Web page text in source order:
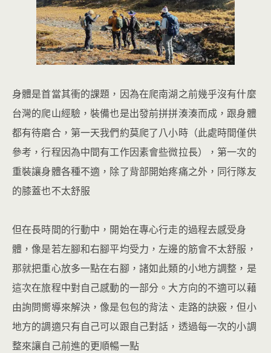
身體是首當其衝的課題，因為在爬南湖之前幾乎沒有什麼
台灣的爬山經驗，裝備也是出發前拼拼湊湊而成，跟身體
都有待磨合，第一天我們約莫爬了八小時（此處時間僅供
參考，行程因為中間有工作因素會些微拉長），第一次的
重裝讓身體各種不適，除了背部開始疼痛之外，同行隊友
的膝蓋也不太舒服
但在長時間的行動中，開始在專心行走的過程去感受身
體，像是若左腳和右腳平均受力，左邊的筋會不太舒服，
那就把重心放多一點在右腳，諸如此類的小地方調整，是
這次在旅程中對自己感動的一部分。大方向的不適可以藉
由詢問嚮導來解決，像是包包的背法、走路的訣竅，但小
地方的調適只有自己可以跟自己對話，透過每一次的小調
整來讓自己前進的更順暢一點